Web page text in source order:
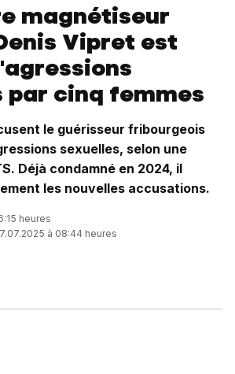
magnétiseur
Vipret est
par cinq femmes
le guérisseur fribourgeois
sexuelles, selon une
Déjà condamné en 2024, il
les nouvelles accusations.
heures
à 08:44 heures